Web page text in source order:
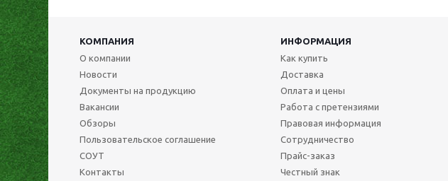
КОМПАНИЯ
ИНФОРМАЦИЯ
О компании
Новости
Документы на продукцию
Вакансии
Обзоры
Пользовательское соглашение
СОУТ
Контакты
Как купить
Доставка
Оплата и цены
Работа с претензиями
Правовая информация
Сотрудничество
Прайс-заказ
Честный знак